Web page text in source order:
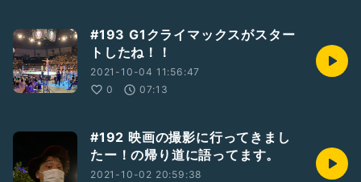
◆表には出さない【ここだけのお話】
https://codoc.jp/sites/6IOPx8QKZA/subscriptions/4gh6
51Js7A
#193 G1クライマックスがスター
トしたね！！
2021-10-04 11:56:47
0
07:13
#192 映画の撮影に行ってきまし
たー！の帰り道に語ってます。
2021-10-02 20:59:38